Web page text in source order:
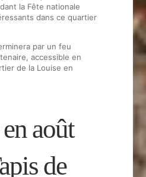
la Fête nationale
dans ce quartier
par un feu
accessible en
de la Louise en
août
de
Bruxelles, Belgique